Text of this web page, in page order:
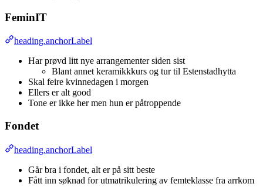
FeminIT
heading.anchorLabel
Har prøvd litt nye arrangementer siden sist
Blant annet keramikkkurs og tur til Estenstadhytta
Skal feire kvinnedagen i morgen
Ellers er alt good
Tone er ikke her men hun er påtroppende
Fondet
heading.anchorLabel
Går bra i fondet, alt er på sitt beste
Fått inn søknad for utmatrikulering av femteklasse fra arrkom